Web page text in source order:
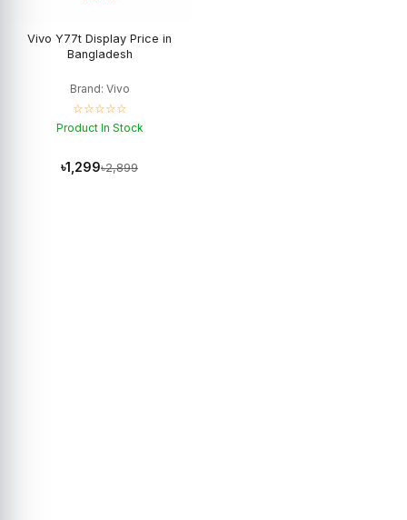
Vivo Y77t Display Price in
Bangladesh
Brand: Vivo
☆☆☆☆☆
Product In Stock
৳1,299৳2,899